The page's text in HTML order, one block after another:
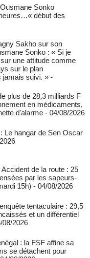
Sonko
début des
Sakho sur son
Sonko : « Si je
une attitude comme
sur le plan
jamais suivi. » -
plus de 28,3 milliards F
en médicaments,
d'alarme - 04/08/2026
Le hangar de Sen Oscar
de la route : 25
par les sapeurs-
15h) - 04/08/2026
tentaculaire : 29,5
et un différentiel
08/2026
: la FSF affine sa
se détachent pour